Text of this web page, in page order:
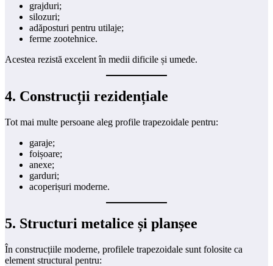
grajduri;
silozuri;
adăposturi pentru utilaje;
ferme zootehnice.
Acestea rezistă excelent în medii dificile și umede.
4. Construcții rezidențiale
Tot mai multe persoane aleg profile trapezoidale pentru:
garaje;
foișoare;
anexe;
garduri;
acoperișuri moderne.
5. Structuri metalice și planșee
În construcțiile moderne, profilele trapezoidale sunt folosite ca
element structural pentru: